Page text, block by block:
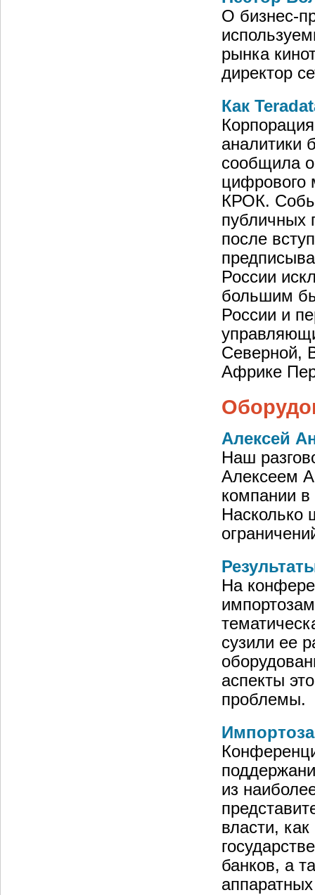
О бизнес-
рынка
директор
Как
аналитики
сообщила
цифрового
КРОК.
публичных
после
России
большим
России и
Северной,
Африке
Алексей
Наш
Алексеем
компании
Насколько
На
сузили ее
аспекты
проблемы.
из
власти,
банков, а